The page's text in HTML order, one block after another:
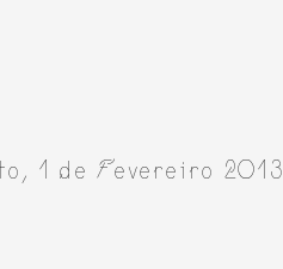
1 de Fevereiro 2013